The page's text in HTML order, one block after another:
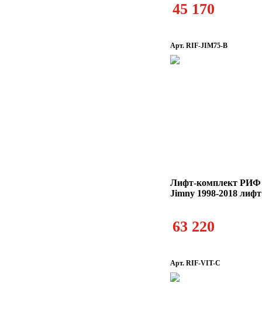
45 170
Арт. RIF-JIM75-B
Лифт-комплект РИФ
Jimny 1998-2018
63 220
Арт. RIF-VIT-C